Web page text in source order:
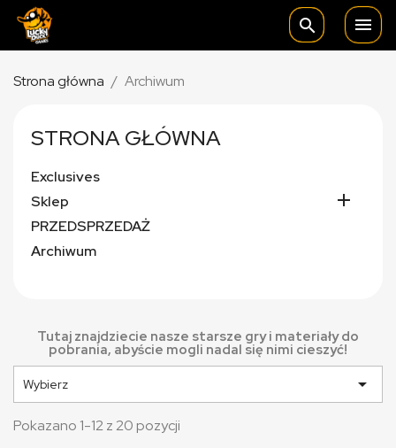
search 
Strona główna Archiwum
STRONA GŁÓWNA
Exclusives
Sklep

PRZEDSPRZEDAŻ
Archiwum
Tutaj znajdziecie nasze starsze gry i materiały do
pobrania, abyście mogli nadal się nimi cieszyć!
Wybierz 
Pokazano 1-12 z 20 pozycji